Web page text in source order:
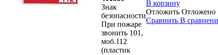
Знак
безопасности
При пожаре
звонить 101,
моб.112
(пластик
В корзину
Отложить Отложено
Сравнить В